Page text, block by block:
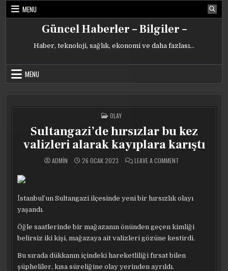
Skip
MENU
Güncel Haberler – Bilgiler –
Haber, teknoloji, sağlık, ekonomi ve daha fazlası…
MENU
POSTED
IN
OLAY
Sultangazi’de hırsızlar bu kez
valizleri alarak kayıplara karıştı
ADMIN 26 OCAK 2023 LEAVE A COMMENTON
ALARAK
KAYIPLARA
İstanbul’un Sultangazi ilçesinde yeni bir hırsızlık olayı
yaşandı.
Öğle saatlerinde bir mağazanın önünden geçen kimliği
belirsiz iki kişi, mağazaya ait valizleri gözüne kestirdi.
Bu sırada dükkanın içindeki hareketliliği fırsat bilen
şüpheliler, kısa süreliğine olay yerinden ayrıldı.